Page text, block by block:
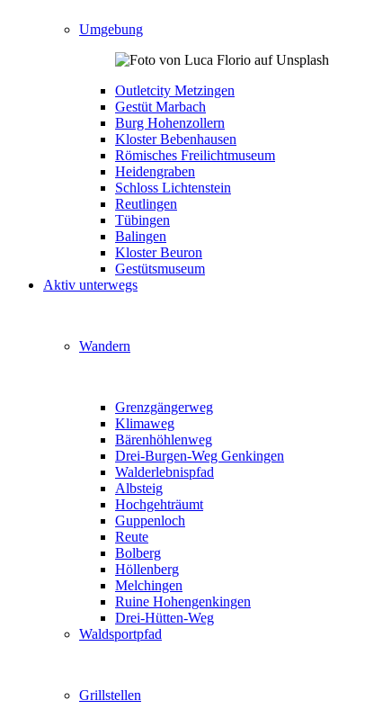
Umgebung
Outletcity Metzingen
Gestüt Marbach
Burg Hohenzollern
Kloster Bebenhausen
Römisches Freilichtmuseum
Heidengraben
Schloss Lichtenstein
Reutlingen
Tübingen
Balingen
Kloster Beuron
Gestütsmuseum
Aktiv unterwegs
Wandern
Grenzgängerweg
Klimaweg
Bärenhöhlenweg
Drei-Burgen-Weg Genkingen
Walderlebnispfad
Albsteig
Hochgehträumt
Guppenloch
Reute
Bolberg
Höllenberg
Melchingen
Ruine Hohengenkingen
Drei-Hütten-Weg
Waldsportpfad
Grillstellen